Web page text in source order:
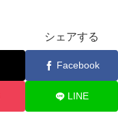
シェアする
Facebook
LINE